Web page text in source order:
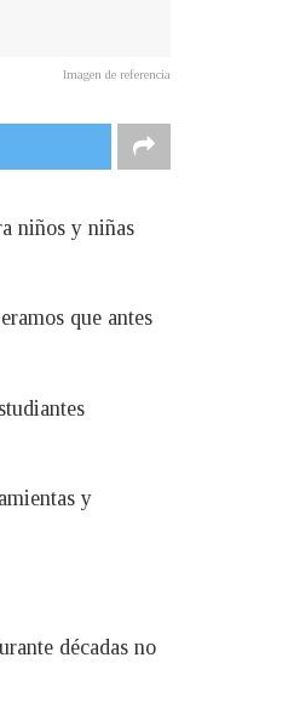
Imagen de referencia
niños y niñas
que antes
y
décadas no